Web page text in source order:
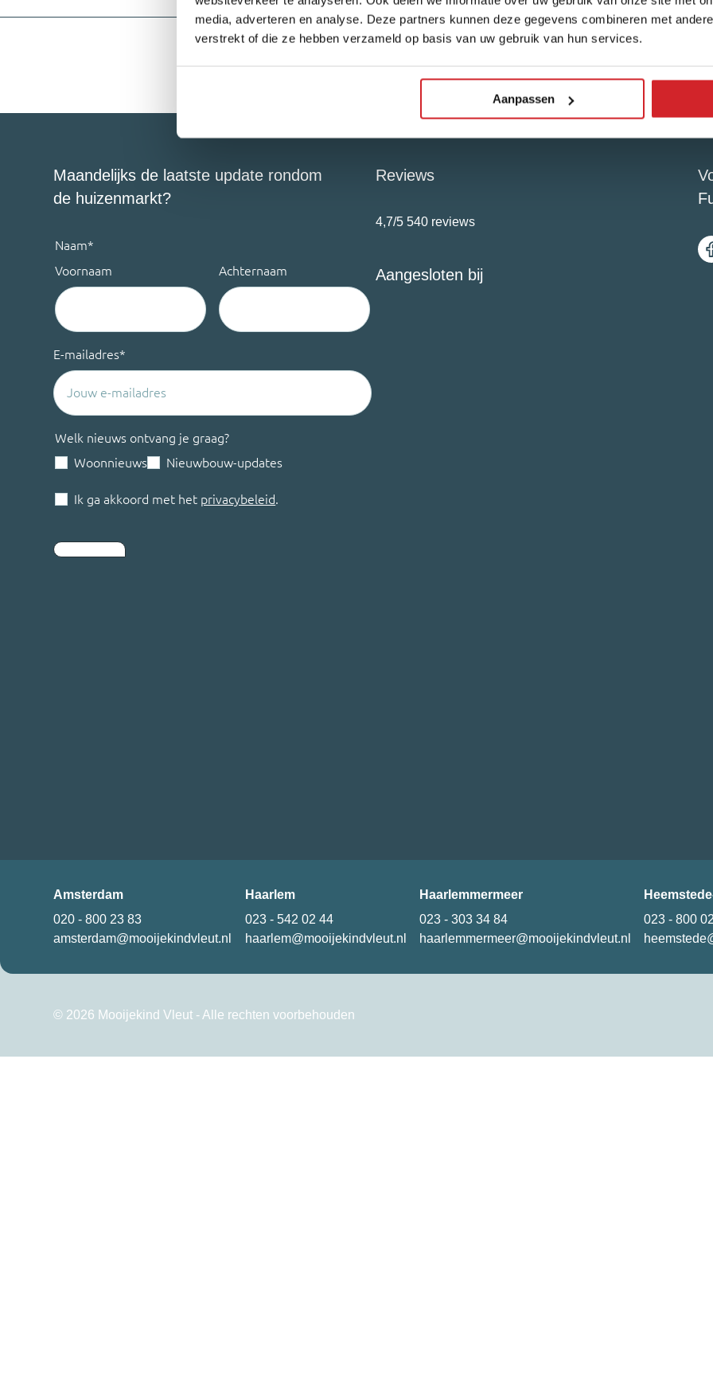
media, adverteren en analyse. Deze partners kunnen deze gegevens combineren met
verstrekt of die ze hebben verzameld op basis van uw gebruik van hun services.
Aanpassen
Maandelijks de laatste update rondom
de huizenmarkt?
Naam*
Voornaam
Achternaam
E-mailadres*
Welk nieuws ontvang je graag?
Woonnieuws
Nieuwbouw-updates
Ik ga akkoord met het privacybeleid.
Reviews
4,7/5 540 reviews
Aangesloten bij
Amsterdam
020 - 800 23 83
amsterdam@mooijekindvleut.nl
Haarlem
023 - 542 02 44
haarlem@mooijekindvleut.nl
Haarlemmermeer
023 - 303 34 84
haarlemmermeer@mooijekindvleut.nl
023 - 800
© 2026 Mooijekind Vleut - Alle rechten voorbehouden